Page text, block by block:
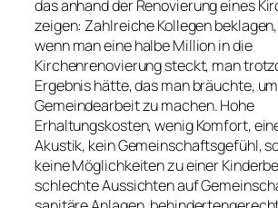
das anhand der Renovierung eines
zeigen: Zahlreiche Kollegen
wenn man eine halbe Million in die
Kirchenrenovierung steckt, man
Ergebnis hätte, das man bräuchte,
Gemeindearbeit zu machen. Hohe
Erhaltungskosten, wenig Komfort,
Akustik, kein Gemeinschaftsgefühl,
keine Möglichkeiten zu einer
schlechte Aussichten auf